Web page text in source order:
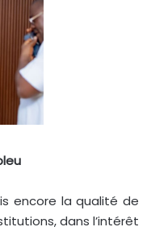
encore la qualité de
dans l’intérêt